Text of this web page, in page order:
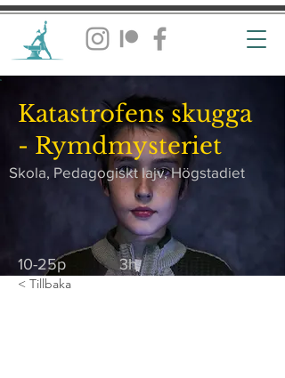
Katastrofens skugga
- Rymdmysteriet
Skola, Pedagogiskt lajv, Högstadiet
10-25p 3h
< Tillbaka